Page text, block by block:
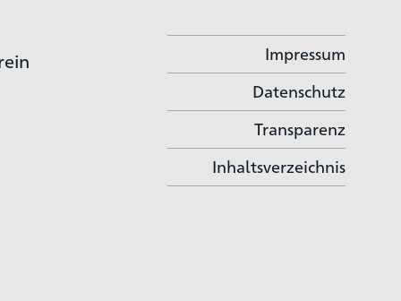
Impressum
Datenschutz
Transparenz
Inhaltsverzeichnis